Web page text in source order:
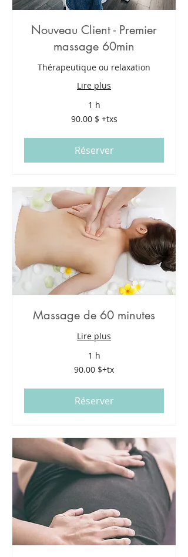
Nouveau Client - Premier
massage 60min
Thérapeutique ou relaxation
Lire plus
1 h
90.00 $ +txs
Réserver
Massage de 60 minutes
Lire plus
1 h
90.00 $+tx
Réserver